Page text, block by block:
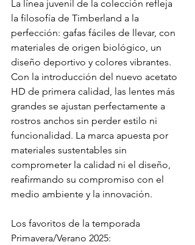
La línea juvenil de la colección refleja
la filosofía de Timberland a la
perfección: gafas fáciles de llevar, con
materiales de origen biológico, un
diseño deportivo y colores vibrantes.
Con la introducción del nuevo acetato
HD de primera calidad, las lentes más
grandes se ajustan perfectamente a
rostros anchos sin perder estilo ni
funcionalidad. La marca apuesta por
materiales sustentables sin
comprometer la calidad ni el diseño,
reafirmando su compromiso con el
medio ambiente y la innovación.
Los favoritos de la temporada
Primavera/Verano 2025: